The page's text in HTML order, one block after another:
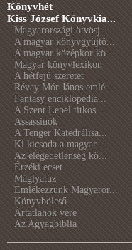
Könyvhét
Kiss József Könyvkia...
Magyarországi ötvösj...
A magyar könyvgyűjtő...
A magyar középkor kö...
Magyar könyvlexikon
A hétfejű szeretet
Révay Mór János emlé...
Fantasy enciklopédia...
A Szent Lepel titkos...
Assassinók
A Tenger Katedrálisa...
Ki kicsoda a magyar ...
Az elégedetlenség kö...
Érzéki ecset
Máglyatűz
Emlékezzünk Magyaror...
Könyvbölcső
Ártatlanok vére
Az Agyagbiblia